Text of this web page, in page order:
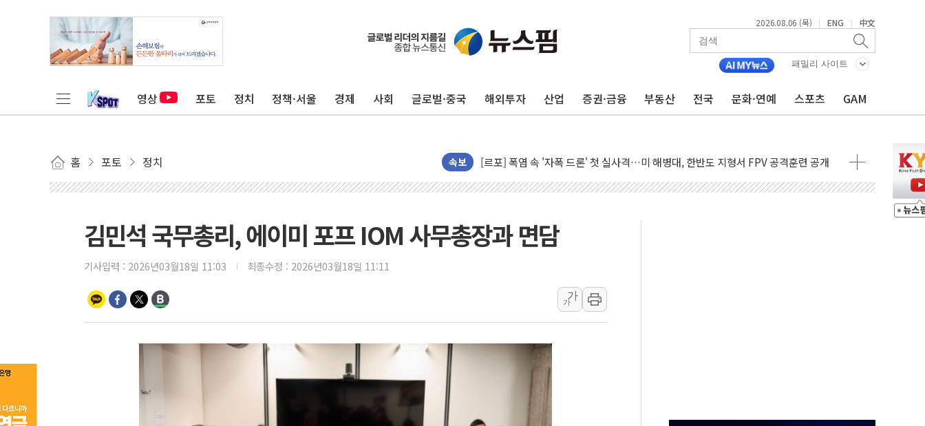
2026.08.06 (목) | ENG | 中文
패밀리 사이트
영상 포토 정치 정책·서울 경제 사회 글로벌·중국 해외투자 산업 증권·금융 부동산 전국 문화·연예 스포츠 GAM
홈 포토 정치 속보
[AI 카드뉴스] 어린이집·유치원 비상! 수족구병이 다시 유행합니다.
공정위 "국고채 PD 15곳, 관행 아닌 담합…76조2000억 입찰 영향"
중소기업 기술자료 중국 계열사에 넘긴 세라젬…공정위 과징금 4억3200만원
국표원, 해외직구 물놀이기구·유아용품 등 94개 제품 안전기준 '부적합'
쉐이크쉑, 남양주 현대아울렛에 '다산점' 열어
정부혁신 우수사례 세계에 알린다…식약처 AI 심사·소방청 119안심콜 영문 영상 제작
부모가 정부24에서 자녀 출입국증명서 발급…7일부터 온라인 대리 신청 가능
정청래 "2차 TV토론으로 게임 끝…김민석, 신천지 허위신고에 배신 사과 안 해"
윤상현, 사관학교 통합 비판…"국방개혁은 정치적 감정 따라 추진해선 안 돼"
펄어비스, 붉은사막 영상 콘테스트 '비욘드 디 어비스' 수상작 발표
김민석 국무총리, 에이미 포프 IOM 사무총장과 면담
기사입력 : 2026년03월18일 11:03 최종수정 : 2026년03월18일 11:11
가
가